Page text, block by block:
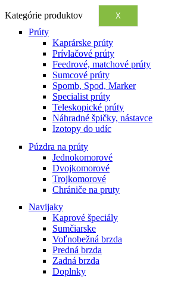
Kategórie produktov X
Prúty
Kaprárske prúty
Prívlačové prúty
Feedrové, matchové prúty
Sumcové prúty
Spomb, Spod, Marker
Specialist prúty
Teleskopické prúty
Náhradné špičky, nástavce
Izotopy do udíc
Púzdra na prúty
Jednokomorové
Dvojkomorové
Trojkomorové
Chrániče na pruty
Navijaky
Kaprové špeciály
Sumčiarske
Voľnobežná brzda
Predná brzda
Zadná brzda
Doplnky